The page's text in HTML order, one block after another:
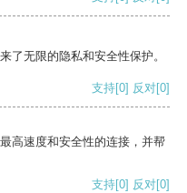
了无限的隐私和安全性保护。
支持[0] 反对[0]
高速度和安全性的连接，并帮
支持[0] 反对[0]